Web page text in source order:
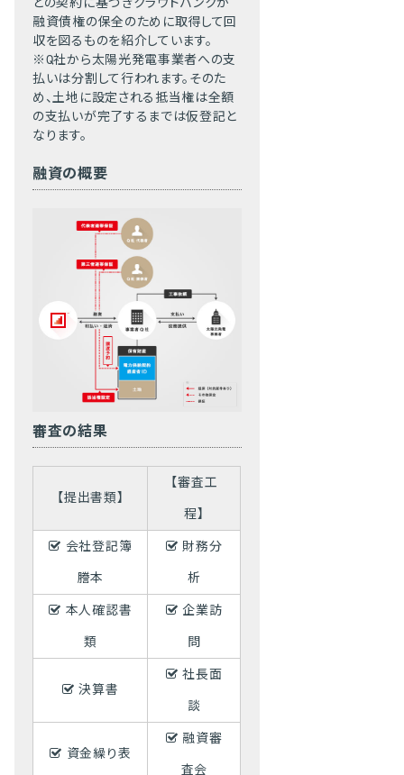
融資債権の保全のために取得して回
収を図るものを紹介しています。
※Q社から太陽光発電事業者への支
払いは分割して行われます。そのた
め、土地に設定される抵当権は全額
の支払いが完了するまでは仮登記と
なります。
融資の概要
審査の結果
【提出書類】
【審査工
程】
会社登記簿
謄本
財務分
析
本人確認書
類
企業訪
問
決算書
社長面
談
資金繰り表
融資審
査会